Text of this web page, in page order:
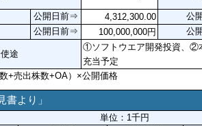
公開日前⇒ 4,312,300.00
公
公開日前⇒ 100,000,000円 公
途
①ソフトウエア開発投資、②
充当予定
+売出株数+OA）×公開価格
より」
単位：1千円